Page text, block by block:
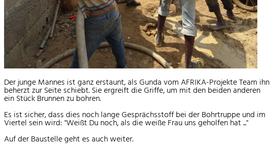
Der junge Mannes ist ganz erstaunt, als Gunda vom AFRIKA-Projekte Team ihn
beherzt zur Seite schiebt. Sie ergreift die Griffe, um mit den beiden anderen
ein Stück Brunnen zu bohren.
Es ist sicher, dass dies noch lange Gesprächsstoff bei der Bohrtruppe und im
Viertel sein wird: "Weißt Du noch, als die weiße Frau uns geholfen hat ..."
Auf der Baustelle geht es auch weiter.